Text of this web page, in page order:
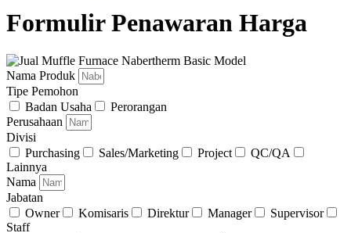
Formulir Penawaran Harga
Nama Produk
Tipe Pemohon
Badan Usaha
Perorangan
Perusahaan
Divisi
Purchasing
Sales/Marketing Project
QC/QA
Lainnya
Nama
Jabatan
Owner
Komisaris Direktur Manager
Supervisor
Staff